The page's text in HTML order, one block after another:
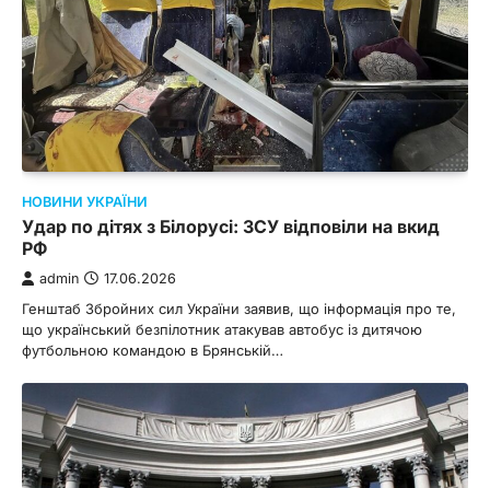
НОВИНИ УКРАЇНИ
Удар по дітях з Білорусі: ЗСУ відповіли на вкид
РФ
admin 17.06.2026
Генштаб Збройних сил України заявив, що інформація про те,
що український безпілотник атакував автобус із дитячою
футбольною командою в Брянській…